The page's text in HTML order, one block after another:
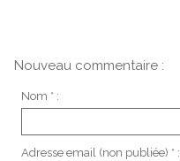
Nouveau commentaire :
Nom * :
Adresse email (non publiée) * :